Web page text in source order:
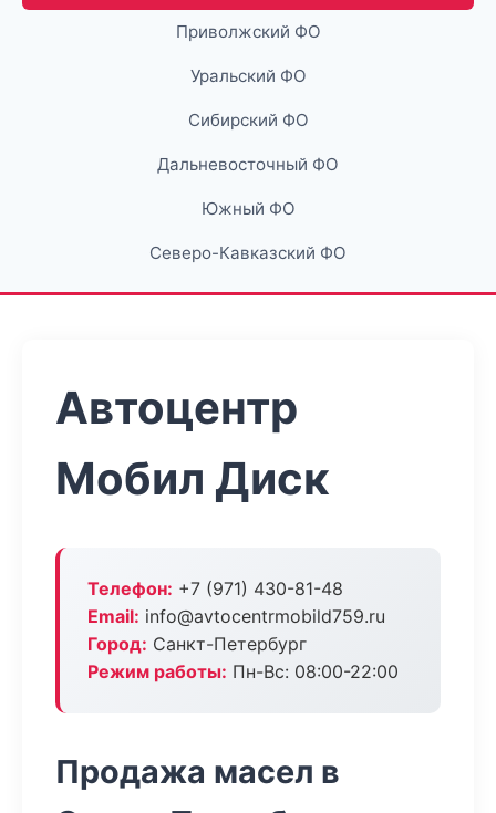
Приволжский ФО
Уральский ФО
Сибирский ФО
Дальневосточный ФО
Южный ФО
Северо-Кавказский ФО
Автоцентр
Мобил Диск
Телефон: +7 (971) 430-81-48
Email: info@avtocentrmobild759.ru
Город: Санкт-Петербург
Режим работы: Пн-Вс: 08:00-22:00
Продажа масел в